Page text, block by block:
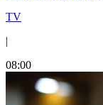
TV
|
08:00